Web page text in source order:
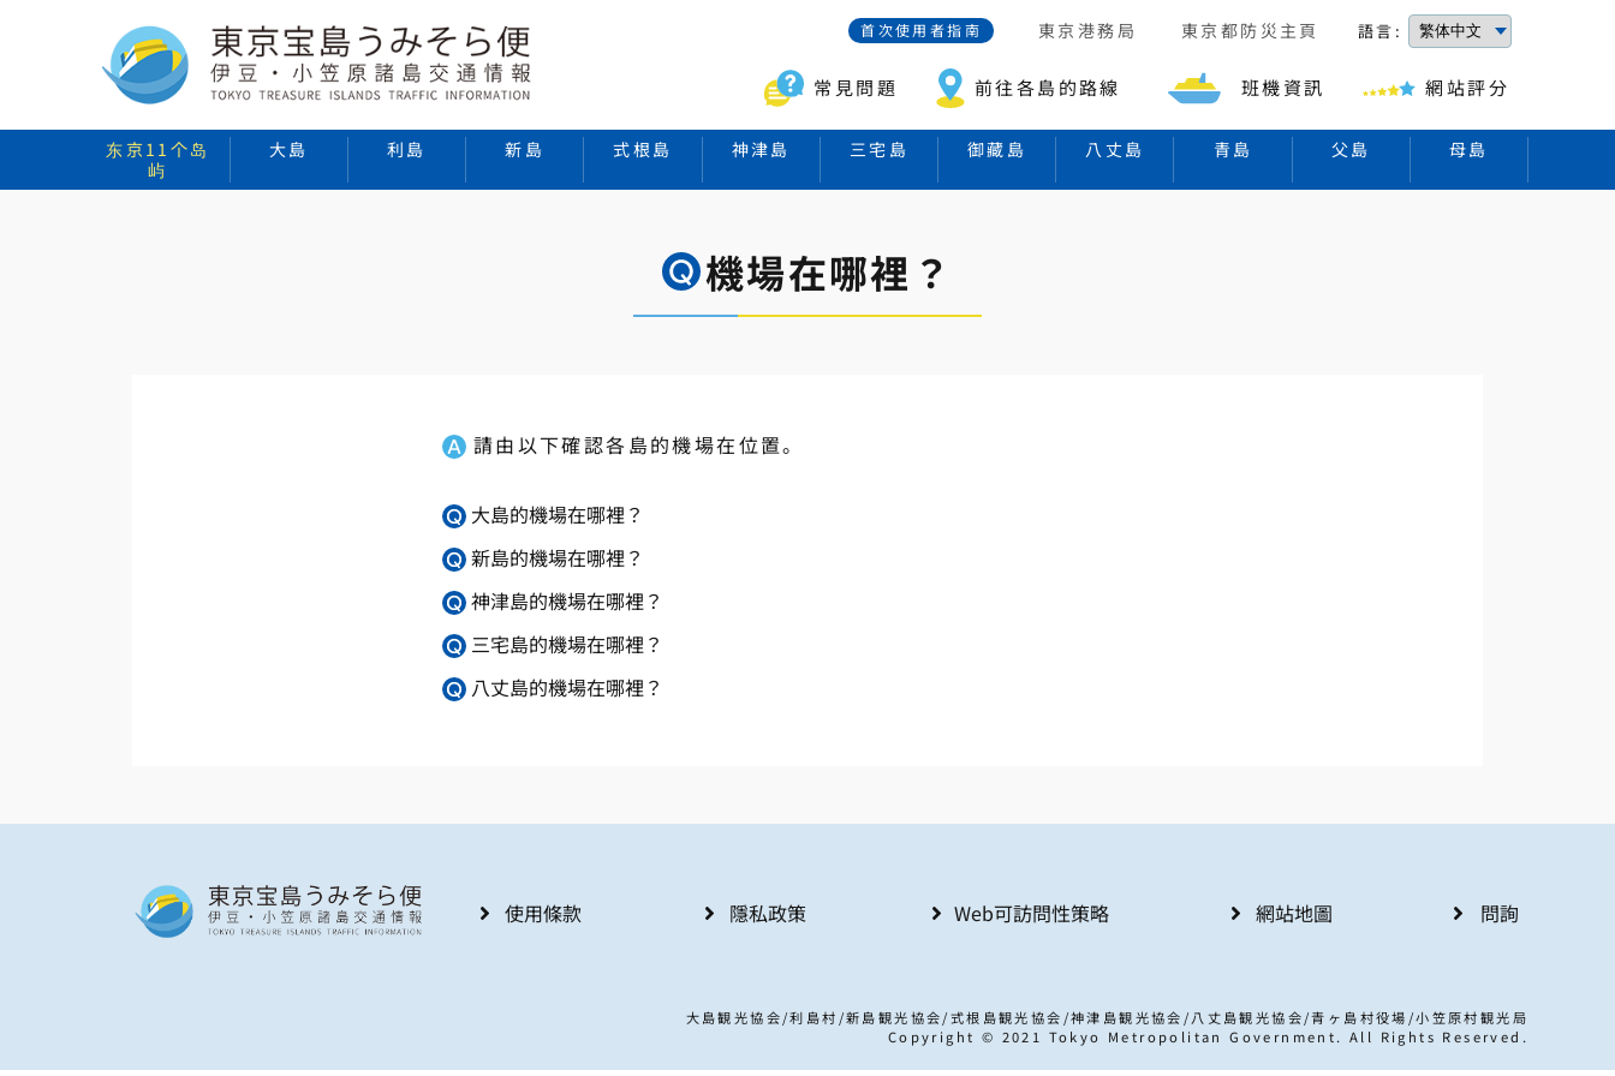
首次使用者指南 東京港務局 東京都防災主頁 語言:
常見問題 前往各島的路線 班機資訊 網站評分
东京11个岛
屿
大島 利島 新島 式根島 神津島 三宅島 御藏島 八丈島 青島 父島 母島
機場在哪裡？
請由以下確認各島的機場在位置。
大島的機場在哪裡？
新島的機場在哪裡？
神津島的機場在哪裡？
三宅島的機場在哪裡？
八丈島的機場在哪裡？
使用條款 隱私政策 Web可訪問性策略 網站地圖 問詢
大島観光協会/利島村/新島観光協会/式根島観光協会/神津島観光協会/八丈島観光協会/青ヶ島村役場/小笠原村観光局
Copyright © 2021 Tokyo Metropolitan Government. All Rights Reserved.